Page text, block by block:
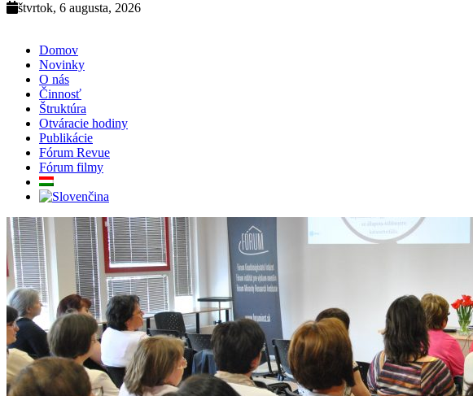
štvrtok, 6 augusta, 2026
Domov
Novinky
O nás
Činnosť
Štruktúra
Otváracie hodiny
Publikácie
Fórum Revue
Fórum filmy